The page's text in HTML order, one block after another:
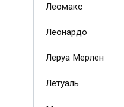
Леомакс
Леонардо
Леруа Мерлен
Летуаль